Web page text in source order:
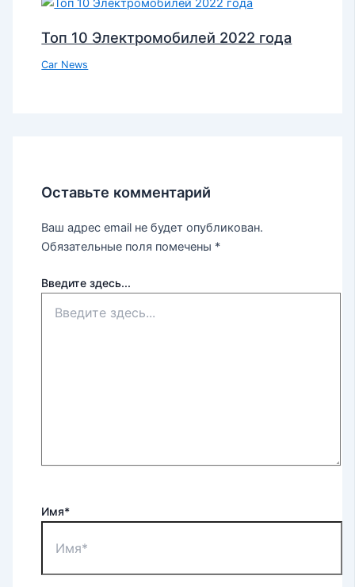
Топ 10 Электромобилей 2022 года
Car News
Оставьте комментарий
Ваш адрес email не будет опубликован.
Обязательные поля помечены *
Введите здесь...
Имя*